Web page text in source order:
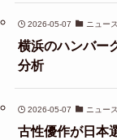
2026-05-07 ニュース
横浜のハンバー
分析
2026-05-07 ニュース
古性優作が日本